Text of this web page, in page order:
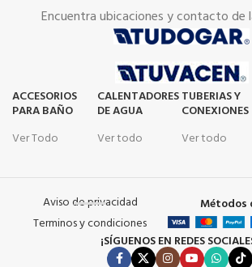
Encuentra ubicaciones y contacto de
ACCESORIOS
PARA BAÑO
Ver Todo
CALENTADORES
DE AGUA
Ver todo
TUBERIAS Y
CONEXIONES
Ver todo
Aviso de privacidad
Terminos y condiciones
Métodos
¡SÍGUENOS EN REDES